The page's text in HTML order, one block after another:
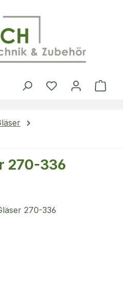
Du hast 0
270-336